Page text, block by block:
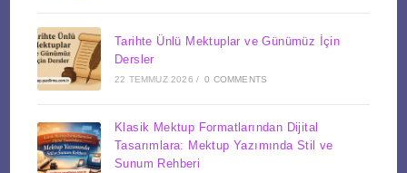
Tarihte Ünlü Mektuplar ve Günümüz İçin
Dersler
22 TEMMUZ 2026 / 0 COMMENTS
Klasik Mektup Formatlarından Dijital
Tasarımlara: Mektup Yazımında Stil ve
Sunum Rehberi